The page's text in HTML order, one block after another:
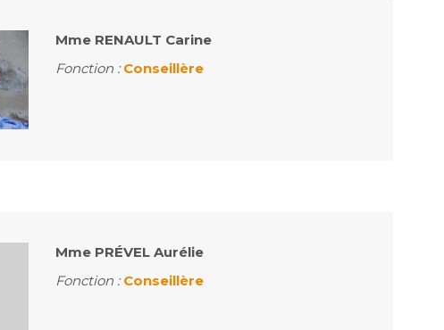
Mme RENAULT Carine
Fonction : Conseillère
Mme PRÉVEL Aurélie
Fonction : Conseillère